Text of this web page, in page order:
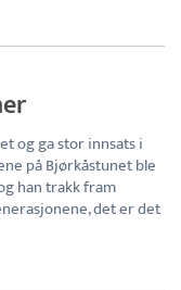
og ga stor innsats i
på Bjørkåstunet ble
han trakk fram
det er det